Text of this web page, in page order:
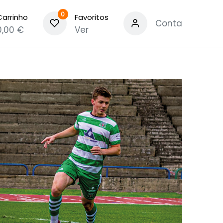
€
0 Favoritos
Ver
Conta